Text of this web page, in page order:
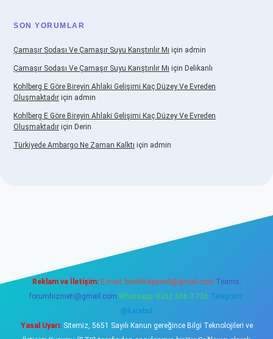
SON YORUMLAR
Çamaşır Sodası Ve Çamaşır Suyu Karıştırılır Mı için admin
Çamaşır Sodası Ve Çamaşır Suyu Karıştırılır Mı için Delikanlı
Kohlberg E Göre Bireyin Ahlaki Gelişimi Kaç Düzey Ve Evreden
Oluşmaktadır için admin
Kohlberg E Göre Bireyin Ahlaki Gelişimi Kaç Düzey Ve Evreden
Oluşmaktadır için Derin
Türkiyede Ambargo Ne Zaman Kalktı için admin
Reklam ve İletişim: E-mail: backlinkpaneli@gmail.com Teams:
forumhizmeti@gmail.com Whatsapp: 0262 606 0 726 Telegram:
@karabul
Yasal Uyarı:Sitemiz, 5651 Sayılı Kanun gereğince Bilgi Teknolojileri ve